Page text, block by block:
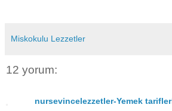
Miskokulu Lezzetler
12 yorum:
nursevincelezzetler-Yemek